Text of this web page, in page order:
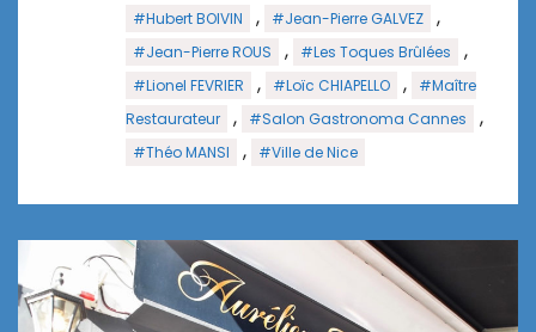
#Hubert BOIVIN , #Jean-Pierre GALVEZ ,
#Jean-Pierre ROUS , #Les Toques Brûlées ,
#Lionel FEVRIER , #Loïc CHIAPELLO ,
#Maître
Restaurateur
, #Salon Gastronoma Cannes ,
#Théo MANSI , #Ville de Nice